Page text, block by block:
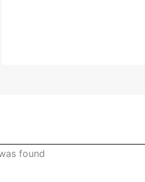
found